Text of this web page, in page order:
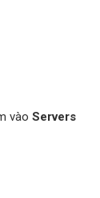
vào Servers